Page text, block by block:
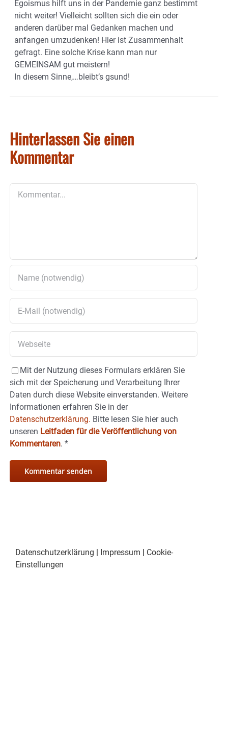
Egoismus hilft uns in der Pandemie ganz bestimmt
nicht weiter! Vielleicht sollten sich die ein oder
anderen darüber mal Gedanken machen und
anfangen umzudenken! Hier ist Zusammenhalt
gefragt. Eine solche Krise kann man nur
GEMEINSAM gut meistern!
In diesem Sinne,…bleibt’s gsund!
Hinterlassen Sie einen
Kommentar
Mit der Nutzung dieses Formulars erklären Sie
sich mit der Speicherung und Verarbeitung Ihrer
Daten durch diese Website einverstanden. Weitere
Informationen erfahren Sie in der
Datenschutzerklärung. Bitte lesen Sie hier auch
unseren Leitfaden für die Veröffentlichung von
Kommentaren. *
Datenschutzerklärung Impressum
Cookie-
Einstellungen